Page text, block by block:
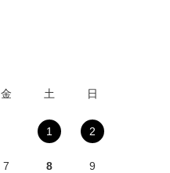
金 土 日
1 2
7 8 9